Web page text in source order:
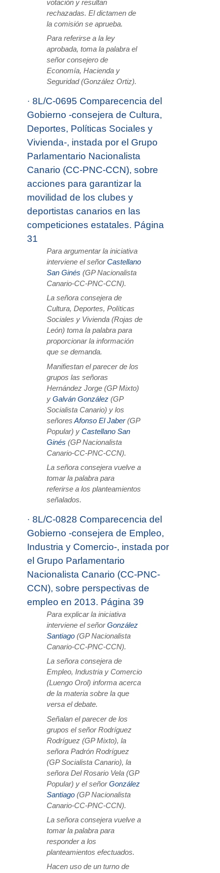
votación y resultan
rechazadas. El dictamen de
la comisión se aprueba.
Para referirse a la ley
aprobada, toma la palabra el
señor consejero de
Economía, Hacienda y
Seguridad (González Ortiz).
· 8L/C-0695 Comparecencia del
Gobierno -consejera de Cultura,
Deportes, Políticas Sociales y
Vivienda-, instada por el Grupo
Parlamentario Nacionalista
Canario (CC-PNC-CCN), sobre
acciones para garantizar la
movilidad de los clubes y
deportistas canarios en las
competiciones estatales. Página
31
Para argumentar la iniciativa
interviene el señorCastellano
San Ginés (GP Nacionalista
Canario-CC-PNC-CCN).
La señora consejera de
Cultura, Deportes, Políticas
Sociales y Vivienda (Rojas de
León) toma la palabra para
proporcionar la información
que se demanda.
Manifiestan el parecer de los
grupos las señoras
Hernández Jorge (GP Mixto)
y Galván González (GP
Socialista Canario) y los
señores Afonso El Jaber(GP
Popular) y Castellano San
Ginés (GP Nacionalista
Canario-CC-PNC-CCN).
La señora consejera vuelve a
tomar la palabra para
referirse a los planteamientos
señalados.
· 8L/C-0828 Comparecencia del
Gobierno -consejera de Empleo,
Industria y Comercio-, instada por
el Grupo Parlamentario
Nacionalista Canario (CC-PNC-
CCN), sobre perspectivas de
empleo en 2013. Página 39
Para explicar la iniciativa
interviene el señorGonzález
Santiago (GP Nacionalista
Canario-CC-PNC-CCN).
La señora consejera de
Empleo, Industria y Comercio
(Luengo Orol) informa acerca
de la materia sobre la que
versa el debate.
Señalan el parecer de los
grupos el señor Rodríguez
Rodríguez (GP Mixto), la
señora Padrón Rodríguez
(GP Socialista Canario), la
señora Del Rosario Vela (GP
Popular) y el señorGonzález
Santiago (GP Nacionalista
Canario-CC-PNC-CCN).
La señora consejera vuelve a
tomar la palabra para
responder a los
planteamientos efectuados.
Hacen uso de un turno de